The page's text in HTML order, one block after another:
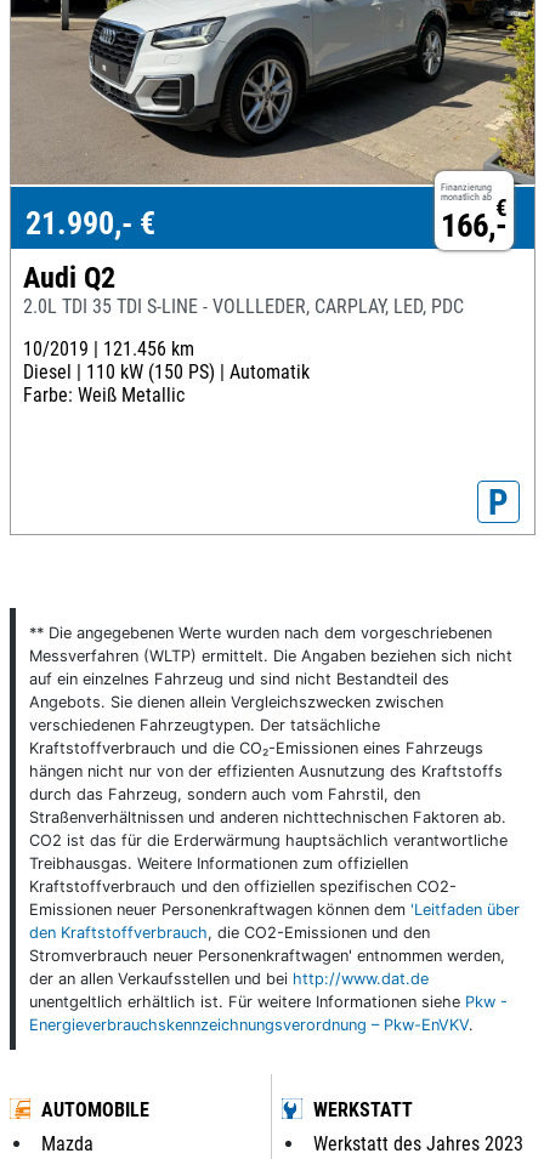
Finanzierung
monatlich ab €
166,-
21.990,- €
Audi Q2
2.0L TDI 35 TDI S-LINE - VOLLLEDER, CARPLAY, LED, PDC
10/2019 | 121.456 km
Diesel | 110 kW (150 PS) | Automatik
Farbe: Weiß Metallic
P
** Die angegebenen Werte wurden nach dem vorgeschriebenen
Messverfahren (WLTP) ermittelt. Die Angaben beziehen sich nicht
auf ein einzelnes Fahrzeug und sind nicht Bestandteil des
Angebots. Sie dienen allein Vergleichszwecken zwischen
verschiedenen Fahrzeugtypen. Der tatsächliche
Kraftstoffverbrauch und die CO₂-Emissionen eines Fahrzeugs
hängen nicht nur von der effizienten Ausnutzung des Kraftstoffs
durch das Fahrzeug, sondern auch vom Fahrstil, den
Straßenverhältnissen und anderen nichttechnischen Faktoren ab.
CO2 ist das für die Erderwärmung hauptsächlich verantwortliche
Treibhausgas. Weitere Informationen zum offiziellen
Kraftstoffverbrauch und den offiziellen spezifischen CO2-
Emissionen neuer Personenkraftwagen können dem 'Leitfaden über
den Kraftstoffverbrauch, die CO2-Emissionen und den
Stromverbrauch neuer Personenkraftwagen' entnommen werden,
der an allen Verkaufsstellen und bei http://www.dat.de
unentgeltlich erhältlich ist. Für weitere Informationen siehe Pkw -
Energieverbrauchskennzeichnungsverordnung – Pkw-EnVKV.
AUTOMOBILE
Mazda
WERKSTATT
Werkstatt des Jahres 2023